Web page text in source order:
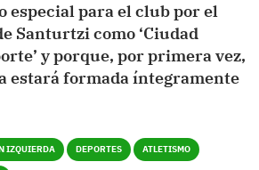
especial para el club por el
Santurtzi como ‘Ciudad
y porque, por primera vez,
estará formada íntegramente
IZQUIERDA DEPORTES ATLETISMO